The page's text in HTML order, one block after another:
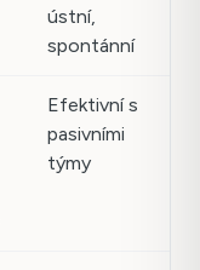
ústní,
spontánní
Efektivní s
pasivními
týmy